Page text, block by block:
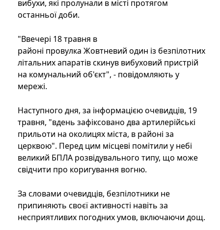
вибухи, які пролунали в місті протягом
останньої доби.
"Ввечері 18 травня в
районі провулка Жовтневий один із безпілотних
літальних апаратів скинув вибуховий пристрій
на комунальний об'єкт", - повідомляють у
мережі.
Наступного дня, за інформацією очевидців, 19
травня, "вдень зафіксовано два артилерійські
прильоти на околицях міста, в районі за
церквою". Перед цим місцеві помітили у небі
великий БПЛА розвідувального типу, що може
свідчити про коригування вогню.
За словами очевидців, безпілотники не
припиняють своєї активності навіть за
несприятливих погодних умов, включаючи дощ.